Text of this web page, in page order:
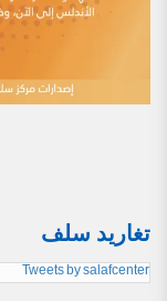
تغاريد سلف
Tweets by salafcenter